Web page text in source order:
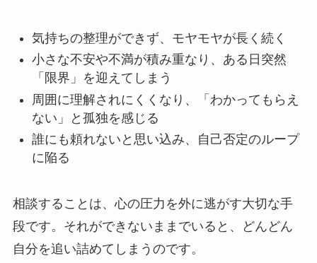
気持ちの整理ができず、モヤモヤが長く続く
小さな不安や不満が積み重なり、ある日突然
「限界」を迎えてしまう
周囲に理解されにくくなり、「わかってもらえ
ない」と孤独を感じる
誰にも頼れないと思い込み、自己否定のループ
に陥る
相談することは、心の圧力を外に逃がす大切な手
段です。それができないままでいると、どんどん
自分を追い詰めてしまうのです。